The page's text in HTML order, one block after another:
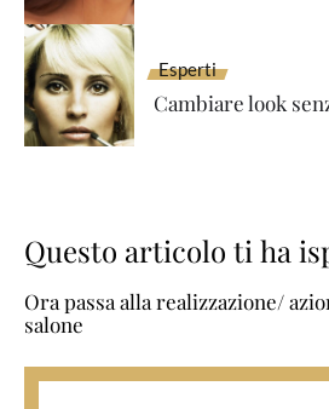
Esperti
Cambiare look
Questo articolo ti ha
Ora passa alla realizzazione/
salone